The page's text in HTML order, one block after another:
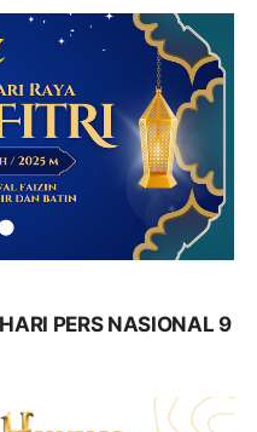
PERS NASIONAL 9